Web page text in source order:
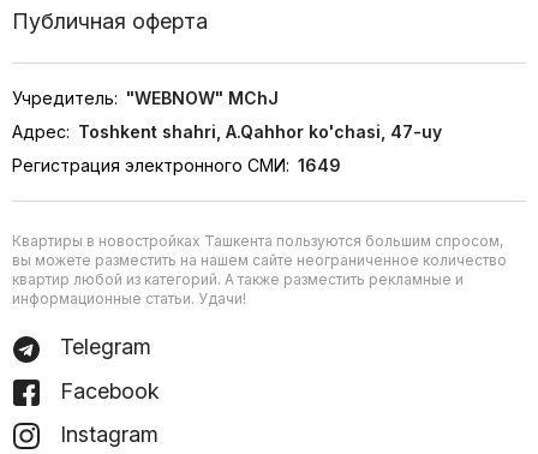
Публичная оферта
Учредитель: "WEBNOW" MChJ
Адрес: Toshkent shahri, A.Qahhor ko'chasi, 47-uy
Регистрация электронного СМИ: 1649
Квартиры в новостройках Ташкента пользуются большим спросом,
вы можете разместить на нашем сайте неограниченное количество
квартир любой из категорий. А также разместить рекламные и
информационные статьи. Удачи!
Telegram
Facebook
Instagram